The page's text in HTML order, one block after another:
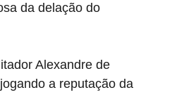
da delação do
Alexandre de
a reputação da